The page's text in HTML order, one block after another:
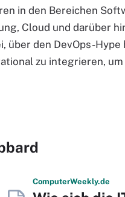
in den Bereichen
Cloud und darüber
über den DevOps-
zu integrieren,
ComputerWeekly.de